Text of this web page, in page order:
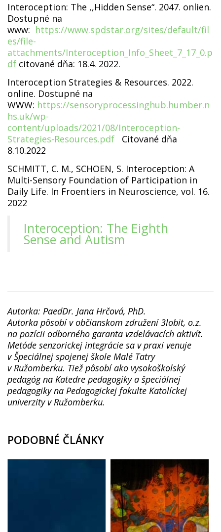
Interoception: The ,,Hidden Sense“. 2047. onlien.
Dostupné na
www: https://www.spdstar.org/sites/default/fil
es/file-
attachments/Interoception_Info_Sheet_7_17_0.p
df citované dňa: 18.4. 2022.
Interoception Strategies & Resources. 2022.
online. Dostupné na
WWW: https://sensoryprocessinghub.humber.n
hs.uk/wp-
content/uploads/2021/08/Interoception-
Strategies-Resources.pdf Citované dňa
8.10.2022
SCHMITT, C. M., SCHOEN, S. Interoception: A
Multi-Sensory Foundation of Participation in
Daily Life. In Froentiers in Neuroscience, vol. 16.
2022
Interoception: The Eighth
Sense and Autism
Autorka: PaedDr. Jana Hrčová, PhD.
Autorka pôsobí v občianskom združení 3lobit, o.z.
na pozícii odborného garanta vzdelávacích aktivít.
Metóde senzorickej integrácie sa v praxi venuje
v Špeciálnej spojenej škole Malé Tatry
v Ružomberku. Tiež pôsobí ako vysokoškolský
pedagóg na Katedre pedagogiky a špeciálnej
pedagogiky na Pedagogickej fakulte Katolíckej
univerzity v Ružomberku.
PODOBNÉ ČLÁNKY